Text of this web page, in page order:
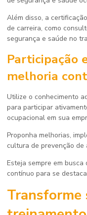
Além disso, a
de carreira, como
segurança e saúde no
Participação
melhoria
Utilize o conhecimento
para participar
ocupacional em sua
Proponha melhorias,
cultura de prevenção de
Esteja sempre em
contínuo para se
Transforme